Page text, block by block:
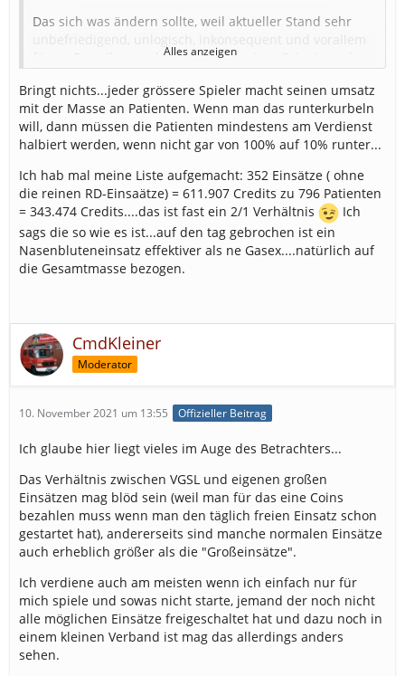
Das sich was ändern sollte, weil aktueller Stand sehr
für en Betreiber nachteilig, weil weniger Coin-Ausgabe
Aber die Credits-Spirale immer nur weiter nach oben
treiben, macht auf lange Sicht keinen Sinn.
Es gäbe genügend Möglichkeiten, die bisherigen
Einsätze zu deckeln, bspw. je Spieler je Tag nur X mal
Einsatz Y, wenn man die Zeit und Credits schon nicht
runterfahren will.
Oder VGSL für 10 Credits generieren "Mini-Event"-artig
weitere Einsätze, die Variante ohne kostet dann
entsprechend weniger.
VGSL.
Oder einfach mehr Cerdits für Alle, yeah
Alles anzeigen
Bringt nichts...jeder grössere Spieler macht seinen umsatz
mit der Masse an Patienten. Wenn man das runterkurbeln
will, dann müssen die Patienten mindestens am Verdienst
halbiert werden, wenn nicht gar von 100% auf 10% runter...
Ich hab mal meine Liste aufgemacht: 352 Einsätze ( ohne
die reinen RD-Einsaätze) = 611.907 Credits zu 796 Patienten
= 343.474 Credits....das ist fast ein 2/1 Verhältnis
Ich
sags die so wie es ist...auf den tag gebrochen ist ein
Nasenbluteneinsatz effektiver als ne Gasex....natürlich auf
die Gesamtmasse bezogen.
CmdKleiner
Moderator
10. November 2021 um 13:55 Offizieller Beitrag
Ich glaube hier liegt vieles im Auge des Betrachters...
Das Verhältnis zwischen VGSL und eigenen großen
Einsätzen mag blöd sein (weil man für das eine Coins
bezahlen muss wenn man den täglich freien Einsatz schon
gestartet hat), andererseits sind manche normalen Einsätze
auch erheblich größer als die "Großeinsätze".
Ich verdiene auch am meisten wenn ich einfach nur für
mich spiele und sowas nicht starte, jemand der noch nicht
alle möglichen Einsätze freigeschaltet hat und dazu noch in
einem kleinen Verband ist mag das allerdings anders
sehen.